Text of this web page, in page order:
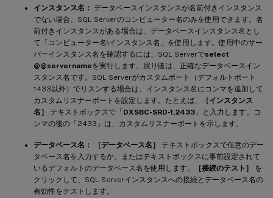
インスタンス名： データベースインスタンスが名前付きインスタンス
でない場合、SQL Serverのコンピューター名のみを使用できます。名
前付きインスタンスがある場合は、データベースインスタンス名とし
て「コンピューター名\インスタンス名」を使用します。使用中のサー
バーインスタンス名を確認するには、SQL Serverでselect
@@servernameを実行します。戻り値は、正確なデータベースイン
スタンス名です。SQL Serverがカスタムポート（デフォルトポート
1433以外）でリスンする場合は、インスタンス名にコンマを追加して
カスタムリスナーポートを設定します。たとえば、
［インスタンス
名］
テキストボックスで「DXSBC-SRD-1,2433 」と入力します。コ
ンマの後の「2433」は、カスタムリスナーポートを示します。
データベース名： ［データベース名］
テキストボックスで任意のデー
タベース名を入力するか、またはテキストボックスに事前設定されて
いるデフォルトのデータベース名を使用します。
［接続のテスト］
を
クリックして、SQL Serverインスタンスへの接続とデータベース名の
有効性をテストします。